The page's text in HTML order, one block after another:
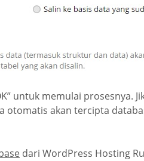
untuk memulai prosesnya.
otomatis akan tercipta
dari WordPress Hosting